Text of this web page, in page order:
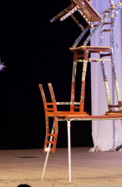
фестиваля:
с.
,
Георгиевна